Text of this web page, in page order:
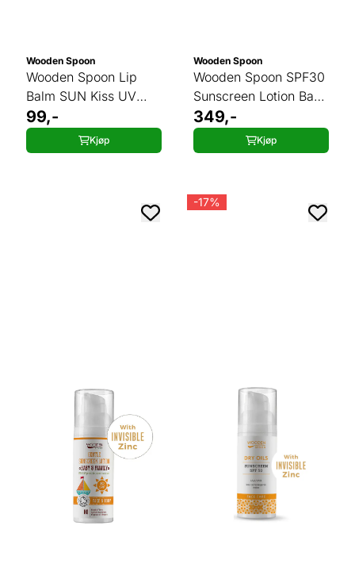
Wooden Spoon
Wooden Spoon Lip
Balm SUN Kiss UV
Protection
99,-
Kjøp
Wooden Spoon
Wooden Spoon SPF30
Sunscreen Lotion Baby
& Family 150 ml tube
349,-
Kjøp
-17%